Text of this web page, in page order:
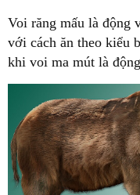
Voi răng mấu là động
với cách ăn theo kiểu
khi voi ma mút là